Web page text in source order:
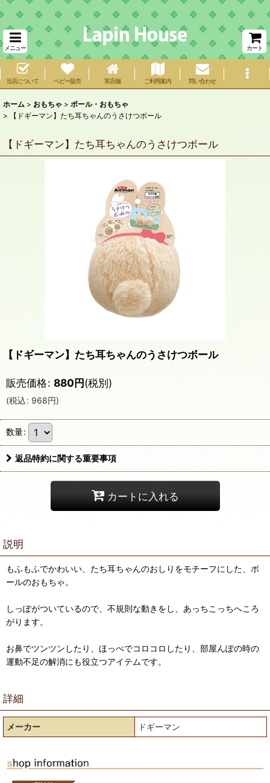
メニュー カート
当店について ベビー販売 実店舗 ご利用案内 問い合わせ
ホーム > おもちゃ > ボール・おもちゃ
>
【ドギーマン】たち耳ちゃんのうさけつボール
【ドギーマン】たち耳ちゃんのうさけつボール
【ドギーマン】たち耳ちゃんのうさけつボール
販売価格: 880円(税別)
(税込: 968円)
数量:
返品特約に関する重要事項
カートに入れる
説明
もふもふでかわいい、たち耳ちゃんのおしりをモチーフにした、ボ
ールのおもちゃ。
しっぽがついているので、不規則な動きをし、あっちこっちへころ
がります。
お鼻でツンツンしたり、ほっぺでコロコロしたり、部屋んぽの時の
運動不足の解消にも役立つアイテムです。
詳細
メーカー ドギーマン